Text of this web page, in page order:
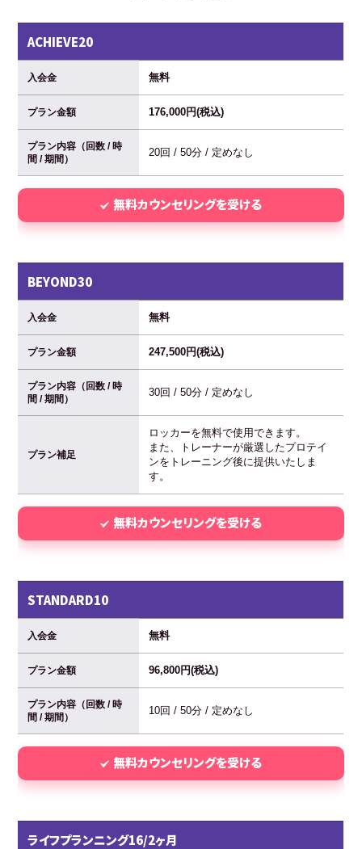
ACHIEVE20
入会金 無料
プラン金額 176,000円(税込)
プラン内容（回数 / 時
間 / 期間）
20回 / 50分 / 定めなし
無料カウンセリングを受ける
BEYOND30
入会金 無料
プラン金額 247,500円(税込)
プラン内容（回数 / 時
間 / 期間）
30回 / 50分 / 定めなし
プラン補足
ロッカーを無料で使用できます。
また、トレーナーが厳選したプロテイ
ンをトレーニング後に提供いたしま
す。
無料カウンセリングを受ける
STANDARD10
入会金 無料
プラン金額 96,800円(税込)
プラン内容（回数 / 時
間 / 期間）
10回 / 50分 / 定めなし
無料カウンセリングを受ける
ライフプランニング16/2ヶ月